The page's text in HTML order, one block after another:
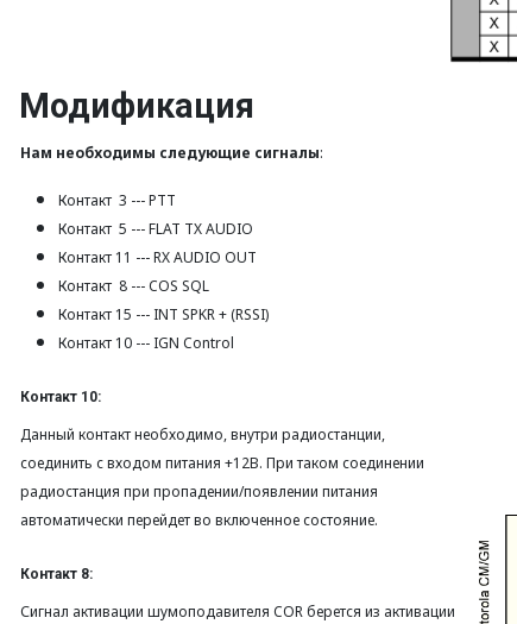
Модификация
Нам необходимы следующие сигналы:
Контакт 3 --- PTT
Контакт 5 --- FLAT TX AUDIO
Контакт 11 --- RX AUDIO OUT
Контакт 8 --- COS SQL
Контакт 15 --- INT SPKR + (RSSI)
Контакт 10 --- IGN Control
Контакт 10:
Данный контакт необходимо, внутри радиостанции,
соединить с входом питания +12В. При таком соединении
радиостанция при пропадении/появлении питания
автоматически перейдет во включенное состояние.
Контакт 8:
Сигнал активации шумоподавителя COR берется из активации